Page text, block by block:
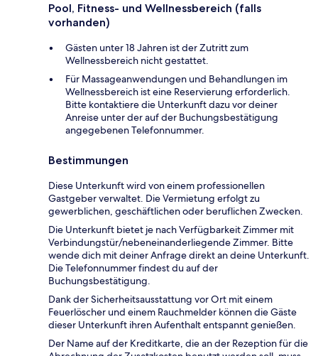
Pool, Fitness- und Wellnessbereich (falls
vorhanden)
Gästen unter 18 Jahren ist der Zutritt zum
Wellnessbereich nicht gestattet.
Für Massageanwendungen und Behandlungen im
Wellnessbereich ist eine Reservierung erforderlich.
Bitte kontaktiere die Unterkunft dazu vor deiner
Anreise unter der auf der Buchungsbestätigung
angegebenen Telefonnummer.
Bestimmungen
Diese Unterkunft wird von einem professionellen
Gastgeber verwaltet. Die Vermietung erfolgt zu
gewerblichen, geschäftlichen oder beruflichen Zwecken.
Die Unterkunft bietet je nach Verfügbarkeit Zimmer mit
Verbindungstür/nebeneinanderliegende Zimmer. Bitte
wende dich mit deiner Anfrage direkt an deine Unterkunft.
Die Telefonnummer findest du auf der
Buchungsbestätigung.
Dank der Sicherheitsausstattung vor Ort mit einem
Feuerlöscher und einem Rauchmelder können die Gäste
dieser Unterkunft ihren Aufenthalt entspannt genießen.
Der Name auf der Kreditkarte, die an der Rezeption für die